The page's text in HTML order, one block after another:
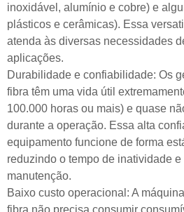
inoxidável, alumínio e cobre) e
plásticos e cerâmicas). Essa
atenda às diversas necessidades
aplicações.
Durabilidade e confiabilidade: Os
fibra têm uma vida útil
100.000 horas ou mais) e quase
durante a operação. Essa alta
equipamento funcione de forma
reduzindo o tempo de inatividade
manutenção.
Baixo custo operacional: A
fibra não precisa consumir